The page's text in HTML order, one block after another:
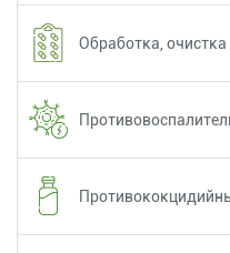
Обработка,